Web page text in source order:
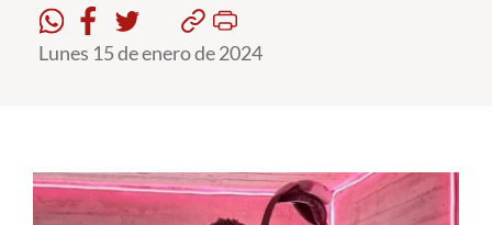
Admisión
Formación Continua
Lunes 15 de enero de 2024